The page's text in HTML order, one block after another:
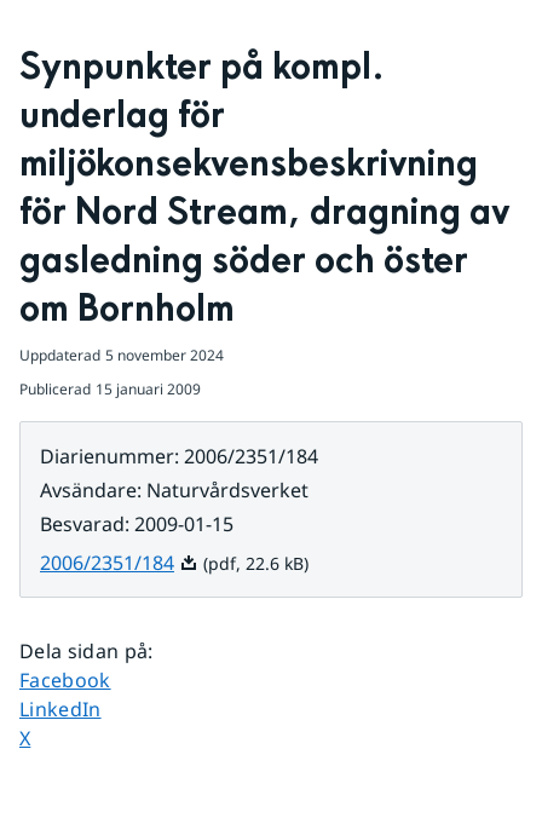
Synpunkter på kompl.
underlag för
miljökonsekvensbeskrivning
för Nord Stream, dragning av
gasledning söder och öster
om Bornholm
Uppdaterad 5 november 2024
Publicerad 15 januari 2009
Diarienummer: 2006/2351/184
Avsändare: Naturvårdsverket
Besvarad: 2009-01-15
2006/2351/184Pdf, 22.6 kB.
(pdf, 22.6 kB)
Dela sidan på:
Dela sidan på
Facebook
Dela sidan på
LinkedIn
Dela sidan på
X